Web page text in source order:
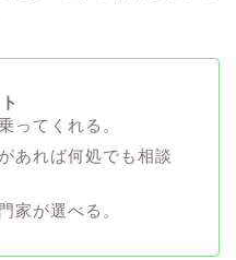
ってくれる。
あれば何処でも相談
家が選べる。